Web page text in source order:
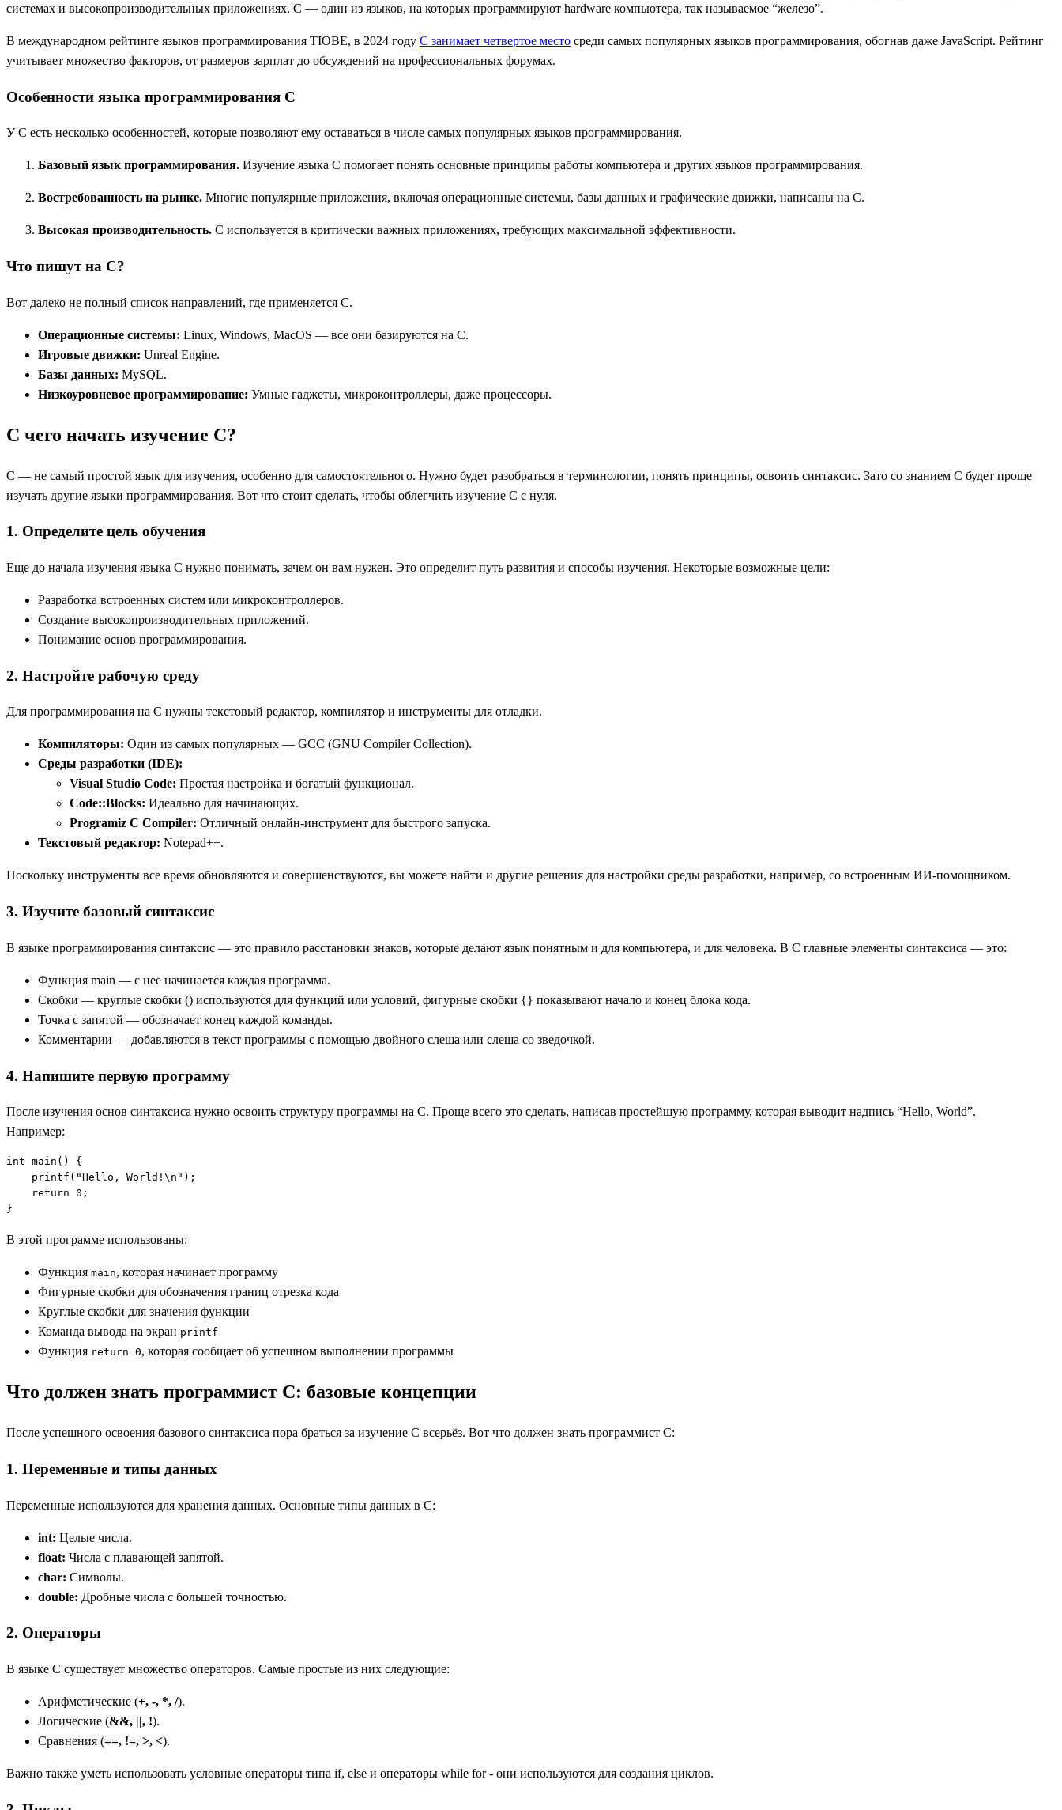
системах и высокопроизводительных приложениях. С — один из языков, на которых программируют hardware компьютера, так называемое “железо”.
В международном рейтинге языков программирования TIOBE, в 2024 году С занимает четвертое место среди самых популярных языков программирования, обогнав даже JavaScript. Рейтинг
учитывает множество факторов, от размеров зарплат до обсуждений на профессиональных форумах.
Особенности языка программирования С
У С есть несколько особенностей, которые позволяют ему оставаться в числе самых популярных языков программирования.
Базовый язык программирования. Изучение языка С помогает понять основные принципы работы компьютера и других языков программирования.
Востребованность на рынке. Многие популярные приложения, включая операционные системы, базы данных и графические движки, написаны на С.
Высокая производительность. С используется в критически важных приложениях, требующих максимальной эффективности.
Что пишут на С?
Вот далеко не полный список направлений, где применяется С.
Операционные системы: Linux, Windows, MacOS — все они базируются на С.
Игровые движки: Unreal Engine.
Базы данных: MySQL.
Низкоуровневое программирование: Умные гаджеты, микроконтроллеры, даже процессоры.
С чего начать изучение С?
С — не самый простой язык для изучения, особенно для самостоятельного. Нужно будет разобраться в терминологии, понять принципы, освоить синтаксис. Зато со знанием С будет проще
изучать другие языки программирования. Вот что стоит сделать, чтобы облегчить изучение С с нуля.
1. Определите цель обучения
Еще до начала изучения языка С нужно понимать, зачем он вам нужен. Это определит путь развития и способы изучения. Некоторые возможные цели:
Разработка встроенных систем или микроконтроллеров.
Создание высокопроизводительных приложений.
Понимание основ программирования.
2. Настройте рабочую среду
Для программирования на С нужны текстовый редактор, компилятор и инструменты для отладки.
Компиляторы: Один из самых популярных — GCC (GNU Compiler Collection).
Среды разработки (IDE):
Visual Studio Code: Простая настройка и богатый функционал.
Code::Blocks: Идеально для начинающих.
Programiz C Compiler: Отличный онлайн-инструмент для быстрого запуска.
Текстовый редактор: Notepad++.
Поскольку инструменты все время обновляются и совершенствуются, вы можете найти и другие решения для настройки среды разработки, например, со встроенным ИИ-помощником.
3. Изучите базовый синтаксис
В языке программирования синтаксис — это правило расстановки знаков, которые делают язык понятным и для компьютера, и для человека. В С главные элементы синтаксиса — это:
Функция main — c нее начинается каждая программа.
Скобки — круглые скобки () используются для функций или условий, фигурные скобки {} показывают начало и конец блока кода.
Точка с запятой — обозначает конец каждой команды.
Комментарии — добавляются в текст программы с помощью двойного слеша или слеша со зведочкой.
4. Напишите первую программу
После изучения основ синтаксиса нужно освоить структуру программы на С. Проще всего это сделать, написав простейшую программу, которая выводит надпись “Hello, World”.
Например:
int main
printf ("Hello, World! \n
return 0
В этой программе использованы:
Функция main, которая начинает программу
Фигурные скобки для обозначения границ отрезка кода
Круглые скобки для значения функции
Команда вывода на экран printf
Функция return 0, которая сообщает об успешном выполнении программы
Что должен знать программист С: базовые концепции
После успешного освоения базового синтаксиса пора браться за изучение С всерьёз. Вот что должен знать программист С:
1. Переменные и типы данных
Переменные используются для хранения данных. Основные типы данных в С:
int: Целые числа.
float: Числа с плавающей запятой.
char: Символы.
double: Дробные числа с большей точностью.
2. Операторы
В языке С существует множество операторов. Самые простые из них следующие:
Арифметические (+, -, *, /).
Логические (&&, ||, !).
Сравнения (==, !=, >, <).
Важно также уметь использовать условные операторы типа if, else и операторы while for - они используются для создания циклов.